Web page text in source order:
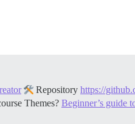
Repository https://
Themes? Beginner’s guide